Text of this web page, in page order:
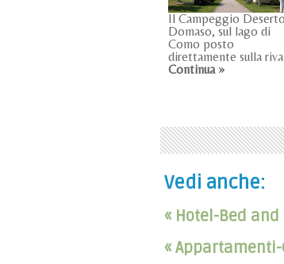
Il Campeggio
Domaso, sul lago di
Como posto
direttamente sulla riva
Continua »
Vedi anche:
« Hotel-Bed
«